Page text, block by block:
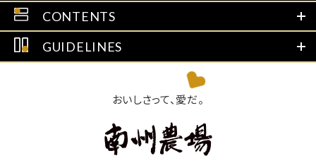
CONTENTS
GUIDELINES
おいしさって、愛だ。